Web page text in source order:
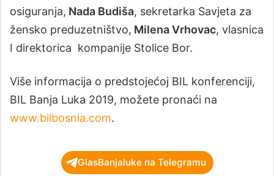
osiguranja, Nada Budiša, sekretarka Savjeta za
žensko preduzetništvo, Milena Vrhovac, vlasnica
I direktorica kompanije Stolice Bor.
Više informacija o predstojećoj BIL konferenciji,
BIL Banja Luka 2019, možete pronaći na
www.bilbosnia.com.
GlasBanjaluke na Telegramu